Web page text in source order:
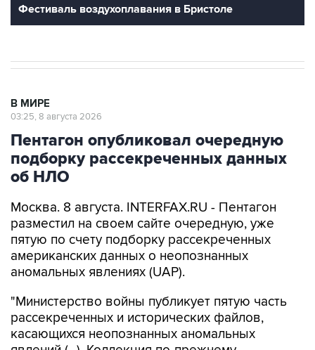
Фестиваль воздухоплавания в Бристоле
В МИРЕ
03:25, 8 августа 2026
Пентагон опубликовал очередную
подборку рассекреченных данных
об НЛО
Москва. 8 августа. INTERFAX.RU - Пентагон
разместил на своем сайте очередную, уже
пятую по счету подборку рассекреченных
американских данных о неопознанных
аномальных явлениях (UAP).
"Министерство войны публикует пятую часть
рассекреченных и исторических файлов,
касающихся неопознанных аномальных